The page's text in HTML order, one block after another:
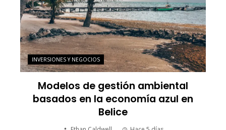
INVERSIONES Y NEGOCIOS
Modelos de gestión ambiental
basados en la economía azul en
Belice